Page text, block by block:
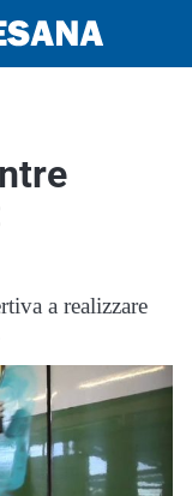
a realizzare